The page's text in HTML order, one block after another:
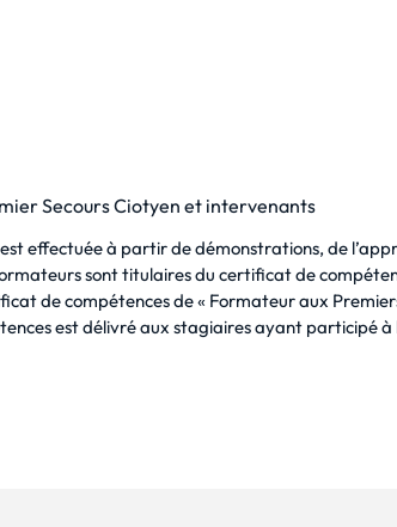
Secours Ciotyen et intervenants
effectuée à partir de démonstrations, de
sont titulaires du certificat de
de compétences de « Formateur aux
est délivré aux stagiaires ayant participé